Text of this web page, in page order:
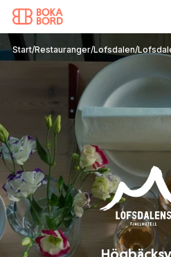
Start/Restauranger/Lofsdalen/